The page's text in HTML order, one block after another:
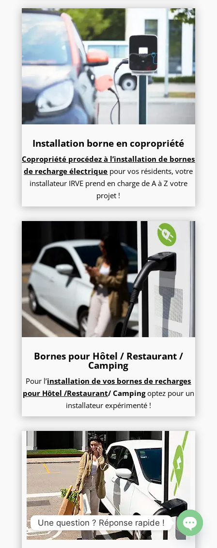
Installation borne en copropriété
Copropriété procédez à l’installation de bornes
de recharge électrique pour vos résidents, votre
installateur IRVE prend en charge de A à Z votre
projet !
Bornes pour Hôtel / Restaurant /
Camping
Pour l’installation de vos bornes de recharges
pour Hôtel /Restaurant/ Camping optez pour un
installateur expérimenté !
Une question ? Réponse rapide !